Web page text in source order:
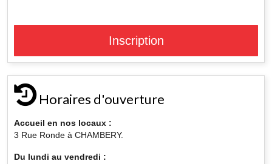
Inscription
Horaires d'ouverture
Accueil en nos locaux :
3 Rue Ronde à CHAMBERY.
Du lundi au vendredi :